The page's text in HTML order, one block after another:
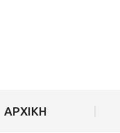
ΑΡΧΙΚΗ